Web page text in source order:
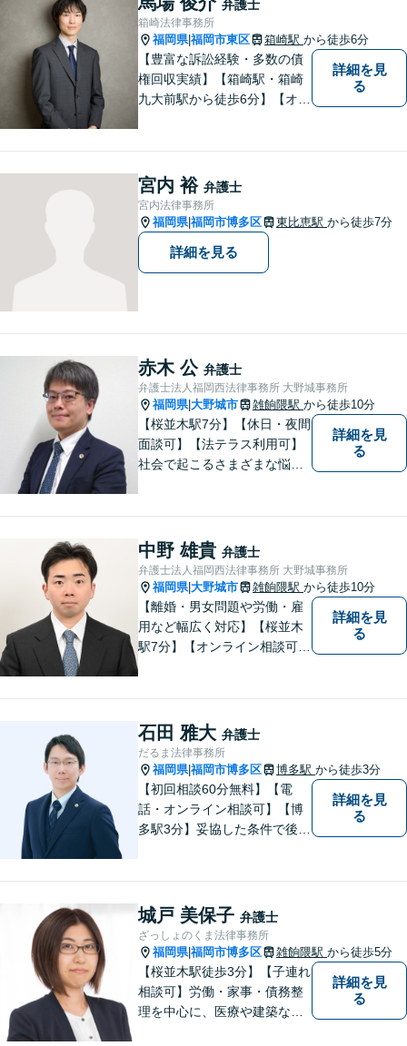
弁護士
箱崎法律事務所
福岡県|福岡市東区 箱崎駅 から徒歩6分
【豊富な訴訟経験・多数の債
権回収実績】【箱崎駅・箱崎
九大前駅から徒歩6分】【オン
ビジネス上の法的課題まで、
各種法律相談、訴訟・債権回
収等のご依頼を承っておりま
す。
詳細を見
る
宮内 裕 弁護士
宮内法律事務所
福岡県|福岡市博多区 東比恵駅 から徒歩7分
詳細を見る
赤木 公 弁護士
弁護士法人福岡西法律事務所 大野城事務所
福岡県|大野城市 雑餉隈駅 から徒歩10分
【桜並木駅7分】【休日・夜間
面談可】【法テラス利用可】
社会で起こるさまざまな悩み
す。 困りごとやご相談があり
ましたら、どうぞお気軽にお
声がけください。
詳細を見
る
中野 雄貴 弁護士
弁護士法人福岡西法律事務所 大野城事務所
福岡県|大野城市 雑餉隈駅 から徒歩10分
【離婚・男女問題や労働・雇
用など幅広く対応】【桜並木
駅7分】【オンライン相談可
上で、最適な解決策を共に考
えます。
詳細を見
る
石田 雅大 弁護士
だるま法律事務所
福岡県|福岡市博多区 博多駅 から徒歩3分
【初回相談60分無料】【電
話・オンライン相談可】【博
多駅3分】妥協した条件で後悔
現実的な解決策をご提案いた
しますので、まずはお気軽に
ご相談ください。
詳細を見
る
城戸 美保子 弁護士
ざっしょのくま法律事務所
福岡県|福岡市博多区 雑餉隈駅 から徒歩5分
【桜並木駅徒歩3分】【子連れ
相談可】労働・家事・債務整
理を中心に、医療や建築など
詳細を見
る